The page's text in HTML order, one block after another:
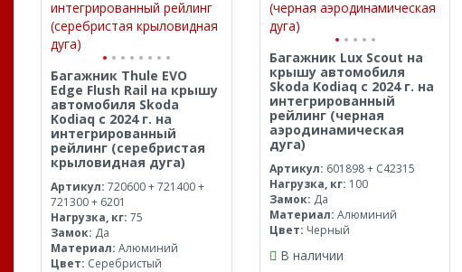
Багажник Thule EVO
Edge Flush Rail на крышу
автомобиля Skoda
Kodiaq с 2024 г. на
интегрированный
рейлинг (серебристая
крыловидная дуга)
Артикул: 720600 + 721400 +
721300 + 6201
Нагрузка, кг: 75
Замок: Да
Материал: Алюминий
Цвет: Серебристый
Багажник Lux Scout на
крышу автомобиля
Skoda Kodiaq с 2024 г. на
интегрированный
рейлинг (черная
аэродинамическая
дуга)
Артикул: 601898 + C42315
Нагрузка, кг: 100
Замок: Да
Материал: Алюминий
Цвет: Черный
В наличии